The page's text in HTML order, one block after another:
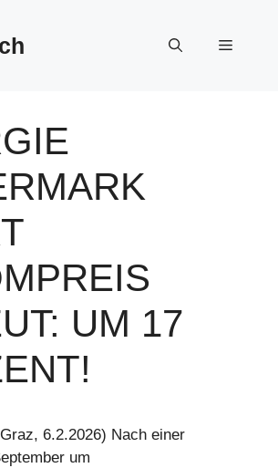
Menü
UM 17
6.2.2026) Nach einer
um